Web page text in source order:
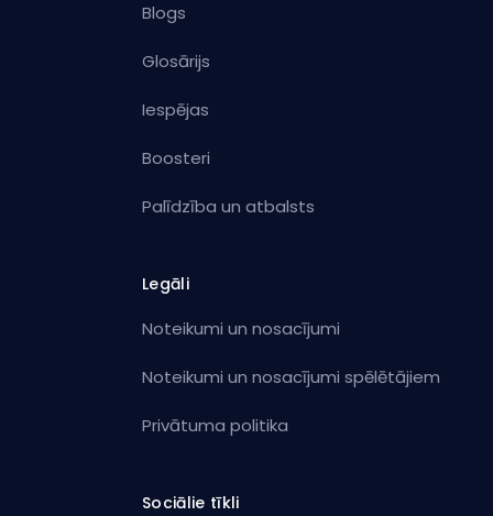
Blogs
Glosārijs
Iespējas
Boosteri
Palīdzība un atbalsts
Legāli
Noteikumi un nosacījumi
Noteikumi un nosacījumi spēlētājiem
Privātuma politika
Sociālie tīkli